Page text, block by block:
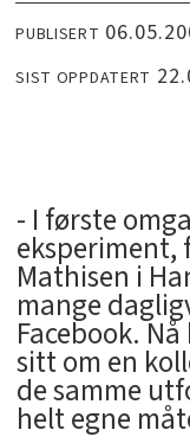
PUBLISERT
SIST OPPDATERT
- I første
eksperiment,
Mathisen i
mange
Facebook.
sitt om en
de samme
helt egne